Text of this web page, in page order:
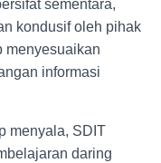
sementara,
kondusif oleh pihak
menyesuaikan
informasi
menyala, SDIT
daring